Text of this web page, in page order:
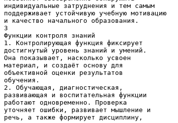
индивидуальные затруднения и тем самым
поддерживает устойчивую учебную мотивацию
и качество начального образования.
3
Функции контроля знаний
1. Контролирующая функция фиксирует
достигнутый уровень знаний и умений.
Она показывает, насколько усвоен
материал, и создаёт основу для
объективной оценки результатов
обучения.
2. Обучающая, диагностическая,
развивающая и воспитательная функции
работают одновременно. Проверка
уточняет ошибки, развивает мышление и
речь, а также формирует дисциплину,